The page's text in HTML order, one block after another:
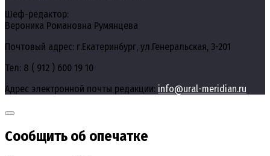
Шеф-редактор:
Вероника Романовна Румянцева
Почтовый адрес: г.Екатеринбург, ул.Генеральская, 3-201
Тел: 8 ( 912 ) 600 19 10
Адрес электронной почты редакции: info@ural-meridian.ru
Сообщить об опечатке